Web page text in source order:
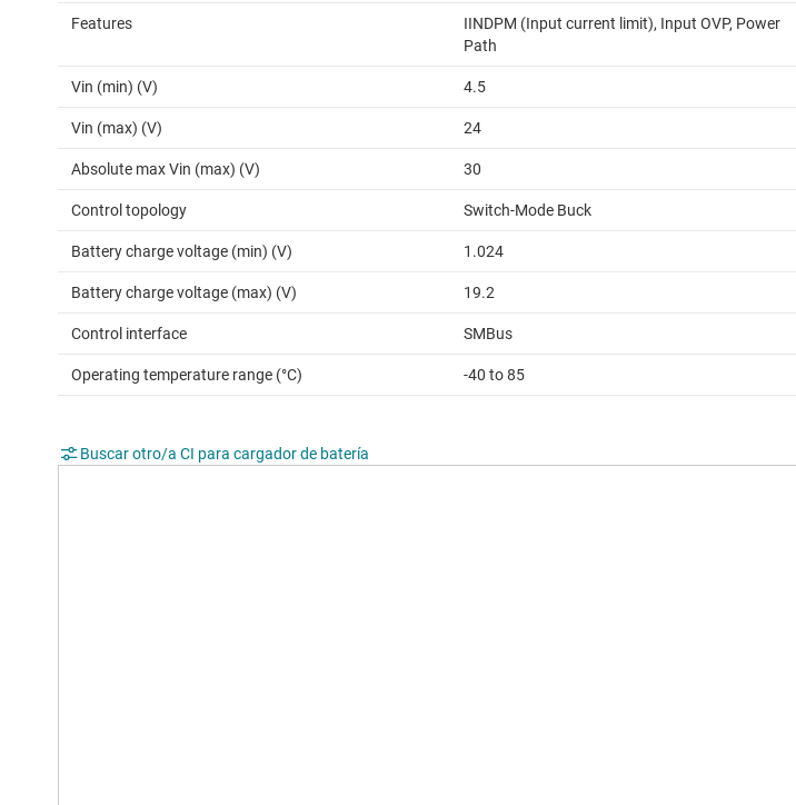
Features
IINDPM (Input current limit), Input OVP, Power
Path
Vin (min) (V) 4.5
Vin (max) (V) 24
Absolute max Vin (max) (V) 30
Control topology Switch-Mode Buck
Battery charge voltage (min) (V) 1.024
Battery charge voltage (max) (V) 19.2
Control interface SMBus
Operating temperature range (°C) -40 to 85
Buscar otro/a CI para cargador de batería